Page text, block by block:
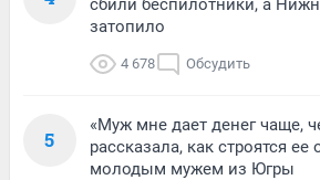
сбили беспилотники, а
затопило
4 678 Обсудить
5
«Муж мне дает денег чаще,
рассказала, как строятся
молодым мужем из Югры